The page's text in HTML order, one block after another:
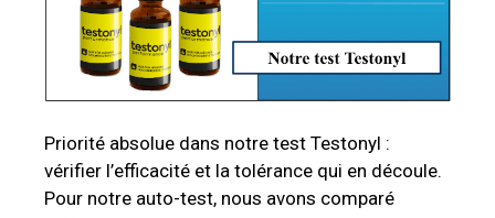
Priorité absolue dans notre test Testonyl :
vérifier l’efficacité et la tolérance qui en découle.
Pour notre auto-test, nous avons comparé